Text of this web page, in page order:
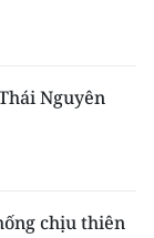
Nguyên
chịu thiên